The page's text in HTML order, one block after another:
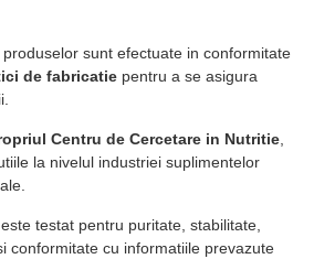
sunt efectuate in conformitate
de fabricatie pentru a se asigura
Centru de Cercetare in Nutritie
la nivelul industriei suplimentelor
testat pentru puritate, stabilitate,
conformitate cu informatiile prevazute